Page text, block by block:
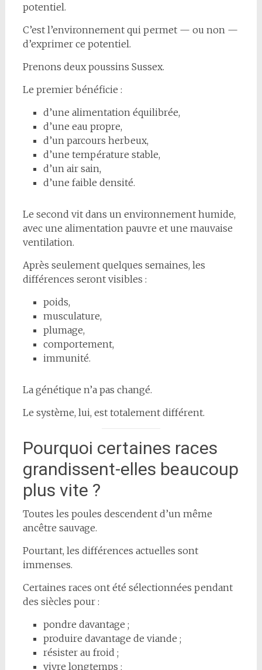
potentiel.
C’est l’environnement qui permet — ou non —
d’exprimer ce potentiel.
Prenons deux poussins Sussex.
Le premier bénéficie :
d’une alimentation équilibrée,
d’une eau propre,
d’un parcours herbeux,
d’une température stable,
d’un air sain,
d’une faible densité.
Le second vit dans un environnement humide,
avec une alimentation pauvre et une mauvaise
ventilation.
Après seulement quelques semaines, les
différences seront visibles :
poids,
musculature,
plumage,
comportement,
immunité.
La génétique n’a pas changé.
Le système, lui, est totalement différent.
Pourquoi certaines races
grandissent-elles beaucoup
plus vite ?
Toutes les poules descendent d’un même
ancêtre sauvage.
Pourtant, les différences actuelles sont
immenses.
Certaines races ont été sélectionnées pendant
des siècles pour :
pondre davantage ;
produire davantage de viande ;
résister au froid ;
vivre longtemps ;